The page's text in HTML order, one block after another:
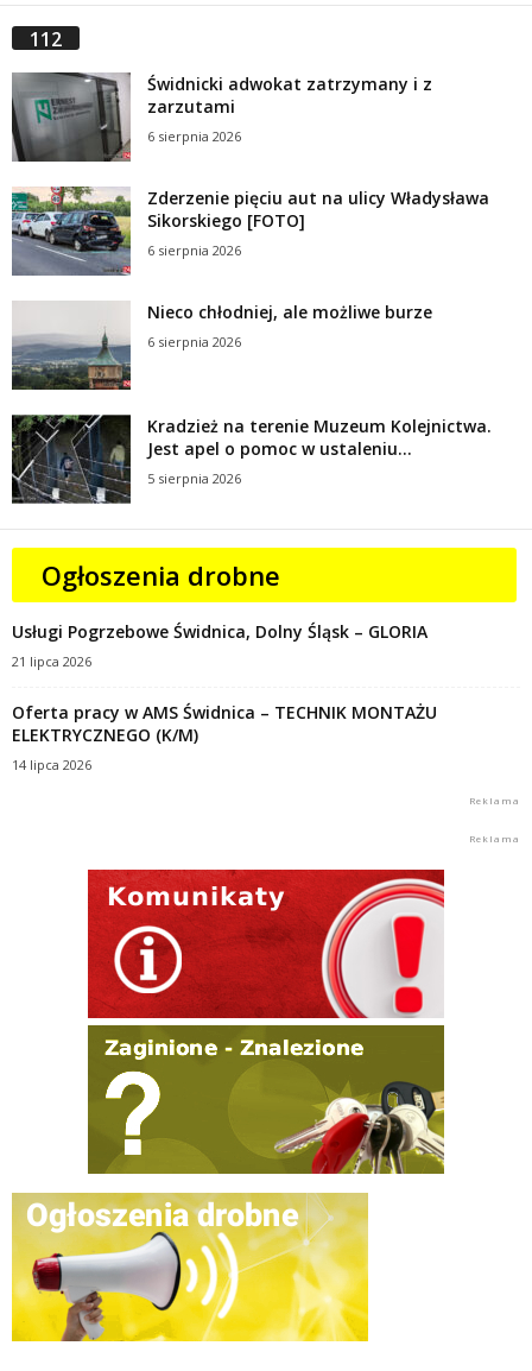
112
Świdnicki adwokat zatrzymany i z
zarzutami
6 sierpnia 2026
Zderzenie pięciu aut na ulicy Władysława
Sikorskiego [FOTO]
6 sierpnia 2026
Nieco chłodniej, ale możliwe burze
6 sierpnia 2026
Kradzież na terenie Muzeum Kolejnictwa.
Jest apel o pomoc w ustaleniu...
5 sierpnia 2026
Ogłoszenia drobne
Usługi Pogrzebowe Świdnica, Dolny Śląsk – GLORIA
21 lipca 2026
Oferta pracy w AMS Świdnica – TECHNIK MONTAŻU
ELEKTRYCZNEGO (K/M)
14 lipca 2026